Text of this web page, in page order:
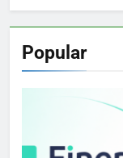
Popular